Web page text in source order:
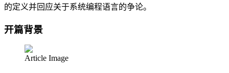
的定义并回应关于系统编程语言的争论。
开篇背景
Article Image